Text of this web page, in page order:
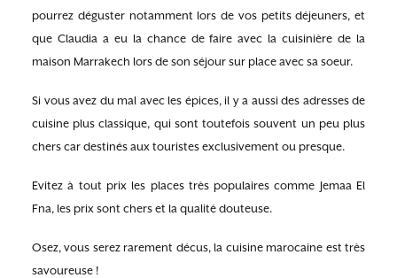
pourrez déguster notamment lors de vos petits déjeuners, et
que Claudia a eu la chance de faire avec la cuisinière de la
maison Marrakech lors de son séjour sur place avec sa soeur.
Si vous avez du mal avec les épices, il y a aussi des adresses de
cuisine plus classique, qui sont toutefois souvent un peu plus
chers car destinés aux touristes exclusivement ou presque.
Evitez à tout prix les places très populaires comme Jemaa El
Fna, les prix sont chers et la qualité douteuse.
Osez, vous serez rarement décus, la cuisine marocaine est très
savoureuse !